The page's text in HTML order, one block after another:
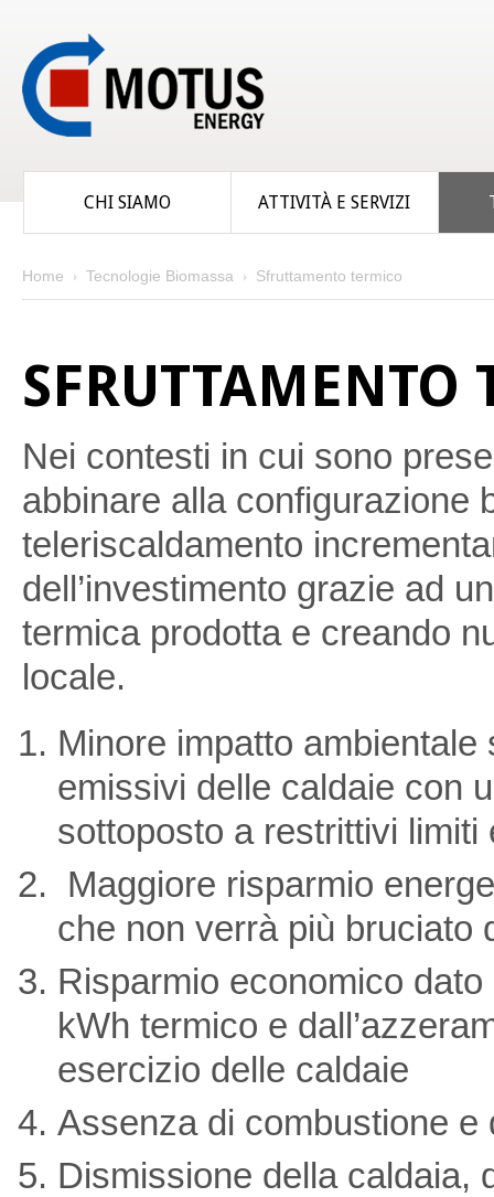
CHI SIAMO ATTIVITÀ E SERVIZI
Home Tecnologie Biomassa Sfruttamento termico
SFRUTTAMENTO
Nei contesti in cui sono
abbinare alla configurazione
teleriscaldamento
dell’investimento grazie ad
termica prodotta e creando
locale.
Minore impatto
emissivi delle caldaie con
sottoposto a restrittivi limiti
Maggiore risparmio
che non verrà più bruciato
Risparmio economico
kWh termico e
esercizio delle caldaie
Assenza di combustione e
Dismissione della caldaia,